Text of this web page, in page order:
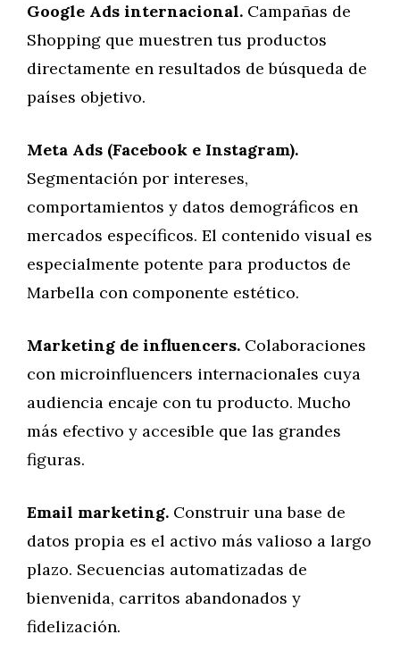
Google Ads internacional. Campañas de
Shopping que muestren tus productos
directamente en resultados de búsqueda de
países objetivo.
Meta Ads (Facebook e Instagram).
Segmentación por intereses,
comportamientos y datos demográficos en
mercados específicos. El contenido visual es
especialmente potente para productos de
Marbella con componente estético.
Marketing de influencers. Colaboraciones
con microinfluencers internacionales cuya
audiencia encaje con tu producto. Mucho
más efectivo y accesible que las grandes
figuras.
Email marketing. Construir una base de
datos propia es el activo más valioso a largo
plazo. Secuencias automatizadas de
bienvenida, carritos abandonados y
fidelización.